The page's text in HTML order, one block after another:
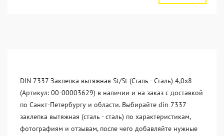
DIN 7337 Заклепка вытяжная St/St (Сталь - Сталь) 4,0x8
(Артикул: 00-00003629) в наличии и на заказ с доставкой
по Санкт-Петербургу и области. Выбирайте din 7337
заклепка вытяжная (сталь - сталь) по характеристикам,
фотографиям и отзывам, после чего добавляйте нужные